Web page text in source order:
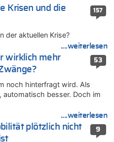
so niedrig wie noch nie
zu
so niedrig wie noch nie
ist jetzt amtlich
zu
des Pferdesports –
starke Springreiter
zu
so niedrig wie noch nie
157
Krisen und die
der aktuellen Krise?
....weiterlesen
53
wirklich mehr
noch hinterfragt wird. Als
automatisch besser. Doch im
....weiterlesen
9
plötzlich nicht